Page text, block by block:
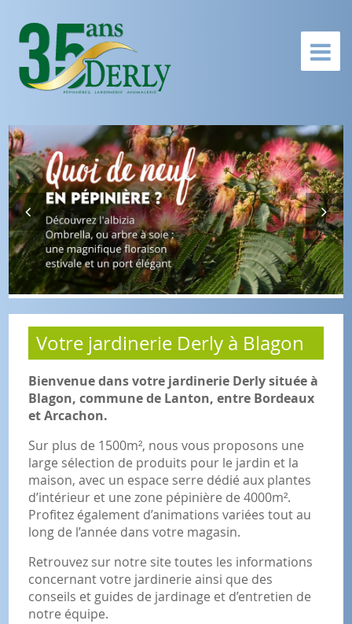
Votre jardinerie Derly à Blagon
Bienvenue dans votre jardinerie Derly située à
Blagon, commune de Lanton, entre Bordeaux
et Arcachon.
Sur plus de 1500m², nous vous proposons une
large sélection de produits pour le jardin et la
maison, avec un espace serre dédié aux plantes
d’intérieur et une zone pépinière de 4000m².
Profitez également d’animations variées tout au
long de l’année dans votre magasin.
Retrouvez sur notre site toutes les informations
concernant votre jardinerie ainsi que des
conseils et guides de jardinage et d’entretien de
notre équipe.